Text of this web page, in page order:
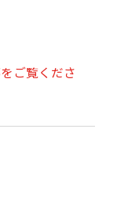
”やまさん阪
美味しさを
にて30日間と
てお送りい
ご覧くださ